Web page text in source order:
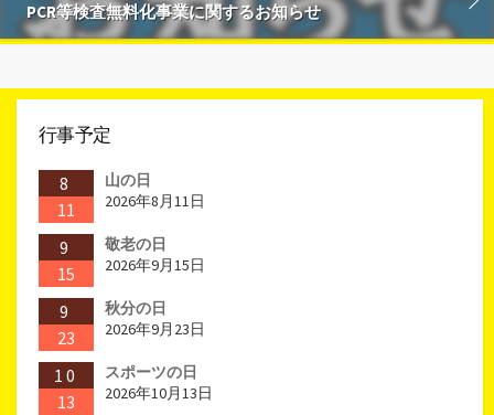
PCR等検査無料化事業に関するお知らせ
行事予定
8
11
山の日
2026年8月11日
9
15
敬老の日
2026年9月15日
9
23
秋分の日
2026年9月23日
10
13
スポーツの日
2026年10月13日